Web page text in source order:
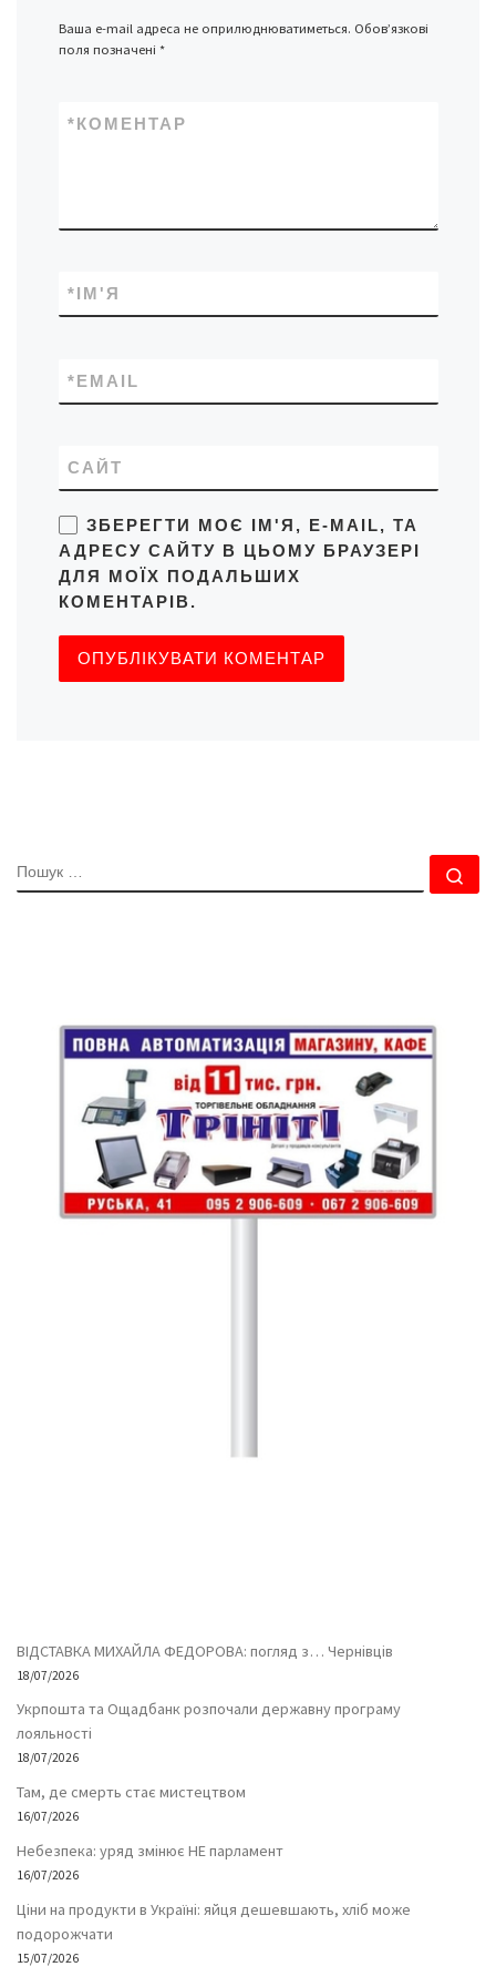
Ваша e-mail адреса не оприлюднюватиметься. Обов’язкові
поля позначені *
КОМЕНТАР
*
ІМ'Я
*
EMAIL
*
САЙТ
ЗБЕРЕГТИ МОЄ ІМ'Я, E-MAIL, ТА
АДРЕСУ САЙТУ В ЦЬОМУ БРАУЗЕРІ
ДЛЯ МОЇХ ПОДАЛЬШИХ
КОМЕНТАРІВ.
ПОШУК
ВІДСТАВКА МИХАЙЛА ФЕДОРОВА: погляд з… Чернівців
18/07/2026
Укрпошта та Ощадбанк розпочали державну програму
лояльності
18/07/2026
Там, де смерть стає мистецтвом
16/07/2026
Небезпека: уряд змінює НЕ парламент
16/07/2026
Ціни на продукти в Україні: яйця дешевшають, хліб може
подорожчати
15/07/2026